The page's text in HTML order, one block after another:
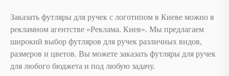
Заказать футляры для ручек с логотипом в Киеве можно в
рекламном агентстве «Реклама. Киев». Мы предлагаем
широкий выбор футляров для ручек различных видов,
размеров и цветов. Вы можете заказать футляры для ручек
для любого бюджета и под любую задачу.